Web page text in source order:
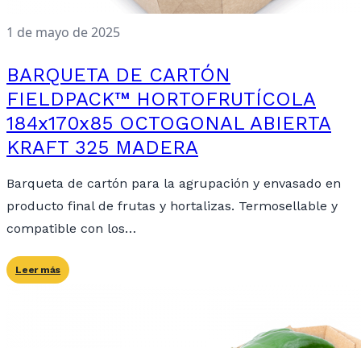
1 de mayo de 2025
BARQUETA DE CARTÓN
FIELDPACK™ HORTOFRUTÍCOLA
184x170x85 OCTOGONAL ABIERTA
KRAFT 325 MADERA
Barqueta de cartón para la agrupación y envasado en
producto final de frutas y hortalizas. Termosellable y
compatible con los…
Leer más